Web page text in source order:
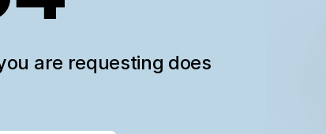
are requesting does